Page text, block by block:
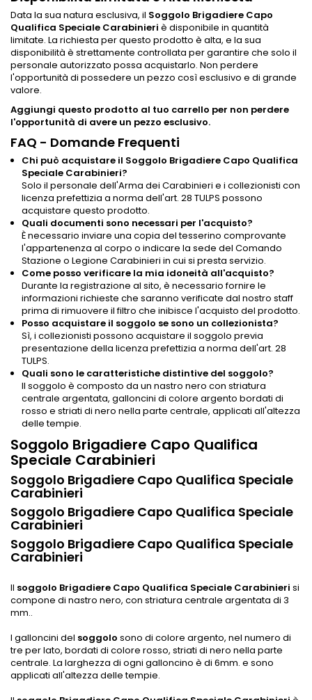
Data la sua natura esclusiva, il Soggolo Brigadiere Capo
Qualifica Speciale Carabinieri è disponibile in quantità
limitate. La richiesta per questo prodotto è alta, e la sua
disponibilità è strettamente controllata per garantire che solo il
personale autorizzato possa acquistarlo. Non perdere
l'opportunità di possedere un pezzo così esclusivo e di grande
valore.
Aggiungi questo prodotto al tuo carrello per non perdere
l'opportunità di avere un pezzo esclusivo.
FAQ - Domande Frequenti
Chi può acquistare il Soggolo Brigadiere Capo Qualifica
Speciale Carabinieri?
Solo il personale dell'Arma dei Carabinieri e i collezionisti con
licenza prefettizia a norma dell'art. 28 TULPS possono
acquistare questo prodotto.
Quali documenti sono necessari per l'acquisto?
È necessario inviare una copia del tesserino comprovante
l'appartenenza al corpo o indicare la sede del Comando
Stazione o Legione Carabinieri in cui si presta servizio.
Come posso verificare la mia idoneità all'acquisto?
Durante la registrazione al sito, è necessario fornire le
informazioni richieste che saranno verificate dal nostro staff
prima di rimuovere il filtro che inibisce l'acquisto del prodotto.
Posso acquistare il soggolo se sono un collezionista?
Sì, i collezionisti possono acquistare il soggolo previa
presentazione della licenza prefettizia a norma dell'art. 28
TULPS.
Quali sono le caratteristiche distintive del soggolo?
Il soggolo è composto da un nastro nero con striatura
centrale argentata, galloncini di colore argento bordati di
rosso e striati di nero nella parte centrale, applicati all'altezza
delle tempie.
Soggolo Brigadiere Capo Qualifica
Speciale Carabinieri
Soggolo Brigadiere Capo Qualifica Speciale
Carabinieri
Soggolo Brigadiere Capo Qualifica Speciale
Carabinieri
Soggolo Brigadiere Capo Qualifica Speciale
Carabinieri
Il soggolo Brigadiere Capo Qualifica Speciale Carabinieri si
compone di nastro nero, con striatura centrale argentata di 3
mm..
I galloncini del soggolo sono di colore argento, nel numero di
tre per lato, bordati di colore rosso, striati di nero nella parte
centrale. La larghezza di ogni galloncino è di 6mm. e sono
applicati all'altezza delle tempie.